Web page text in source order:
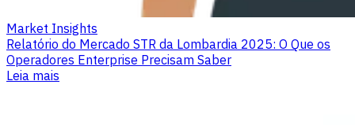
Market Insights
Relatório do Mercado STR da Lombardia 2025: O Que os
Operadores Enterprise Precisam Saber
Leia mais